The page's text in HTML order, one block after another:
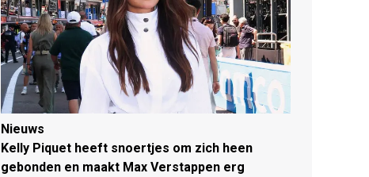
Nieuws
Kelly Piquet heeft snoertjes om zich heen
gebonden en maakt Max Verstappen erg